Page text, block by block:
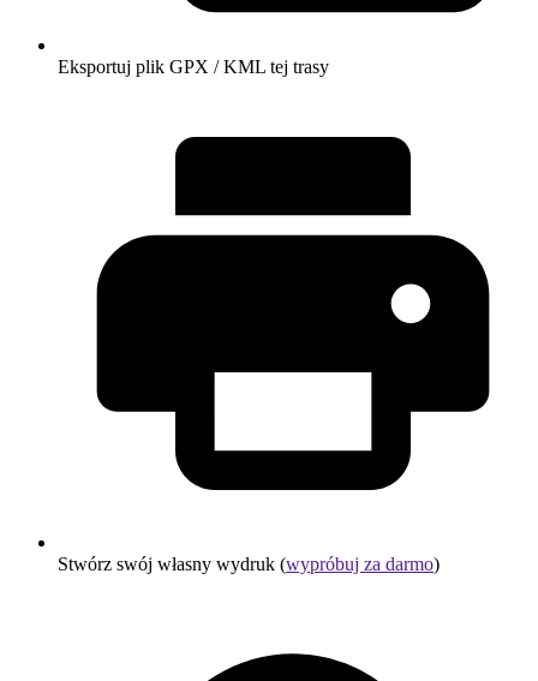
Eksportuj plik GPX / KML tej trasy
Stwórz swój własny wydruk (wypróbuj za darmo)